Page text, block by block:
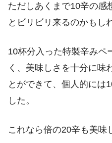
ただしあくまで10辛の感
とビリビリ来るのかもし
10杯分入った特製辛みペ
く、美味しさを十分に味
とができて、個人的には
した。
これなら倍の20辛も美味